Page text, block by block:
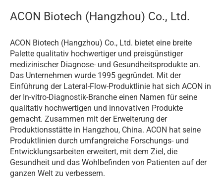
ACON Biotech (Hangzhou) Co., Ltd.
ACON Biotech (Hangzhou) Co., Ltd. bietet eine breite
Palette qualitativ hochwertiger und preisgünstiger
medizinischer Diagnose- und Gesundheitsprodukte an.
Das Unternehmen wurde 1995 gegründet. Mit der
Einführung der Lateral-Flow-Produktlinie hat sich ACON in
der In-vitro-Diagnostik-Branche einen Namen für seine
qualitativ hochwertigen und innovativen Produkte
gemacht. Zusammen mit der Erweiterung der
Produktionsstätte in Hangzhou, China. ACON hat seine
Produktlinien durch umfangreiche Forschungs- und
Entwicklungsarbeiten erweitert, mit dem Ziel, die
Gesundheit und das Wohlbefinden von Patienten auf der
ganzen Welt zu verbessern.